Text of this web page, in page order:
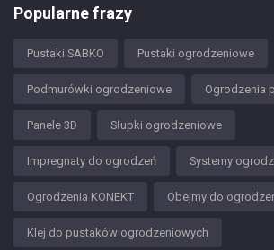
Popularne frazy
Pustaki SABKO Pustaki ogrodzeniowe
Podmurówki ogrodzeniowe Ogrodzenia
Panele 3D Słupki ogrodzeniowe
Impregnaty do ogrodzeń Systemy
Ogrodzenia KONEKT Obejmy do
Klej do pustaków ogrodzeniowych